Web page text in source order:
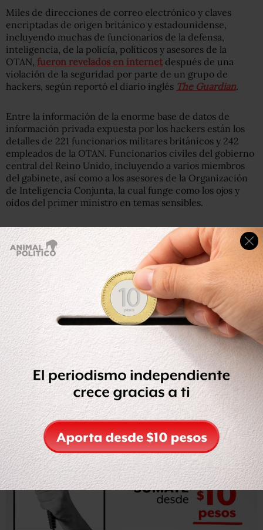
Miles de direcciones de correo electrónico y claves
encriptadas de origen británico y estadounidense,
incluyendo muchas de funcionarios de la defensa,
inteligencia, de la policía, políticos y asesores de la
OTAN, fueron revelados en internetdespués de una
violación de la seguridad por parte de un grupo de
hackers, según reportó el diario inglés The Guardian.
Entre la información de la enorme base de datos de
información privada expuesta por los hackers están los
detalles de 221 funcionarios militares británicos y 242
empleados de la OTAN. Funcionarios civiles del gobierno
central del Reino Unido, incluyendo a varios miembros
del gabinete, así como a los asesores de la Organización
de Inteligencia Conjunta, la cual funge como los ojos y
oídos del primer ministro en temas sensibles.
Entre los correos electrónicos filtrados se encuentran los
de 221 funcionarios del ministerior de defensa británico,
incluyendo personal militar y de fuerza armada. Los
detalles de un grupo mucho más grande de personal
militar de EU también fueron filtrados. La base de datos
tiene alrededor de 19 mil direcciones de correo
electrónico con terminación “.mil”, dominio de la milicia
estadounidense.
En el casi de EU, se encontró que 173 de los individuos
están en Afganistán y 170 en Irak. La información personal
del exvicepresidente Dan Quayle y el exsecretario de
estado Henry Kissinger también fue difundida.